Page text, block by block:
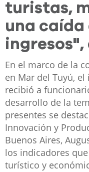
turistas,
una caída
En el marco de la
en Mar del Tuyú, el
recibió a
desarrollo de la
presentes se
Innovación y
Buenos Aires,
los indicadores
turístico y